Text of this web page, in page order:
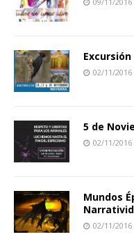
02/11/2016
5 de
02/11/2016
Mundos
02/11/2016